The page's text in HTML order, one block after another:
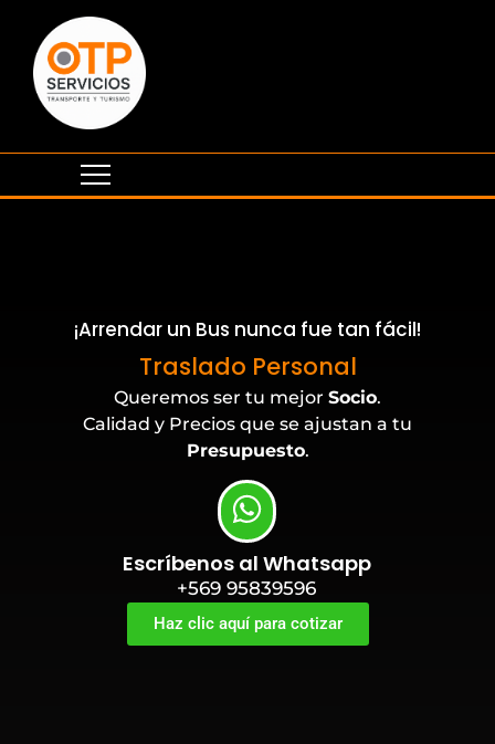
¡Arrendar un Bus nunca fue tan fácil!
Traslado Personal
Eventos Corporativos
Queremos ser tu mejor Socio.
Calidad y Precios que se ajustan a tu
Presupuesto.
Escríbenos al Whatsapp
+569 95839596
Haz clic aquí para cotizar